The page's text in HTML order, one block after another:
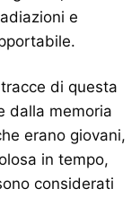
e
di questa
dalla memoria
erano giovani,
in tempo,
considerati